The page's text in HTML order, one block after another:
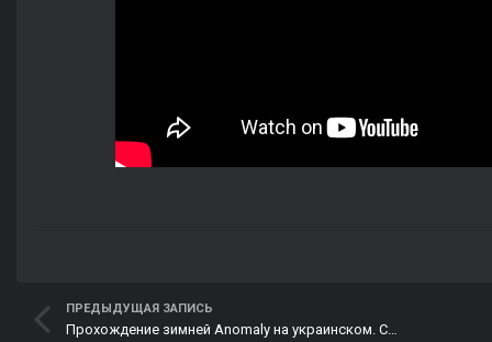
ПРЕДЫДУЩАЯ ЗАПИСЬ